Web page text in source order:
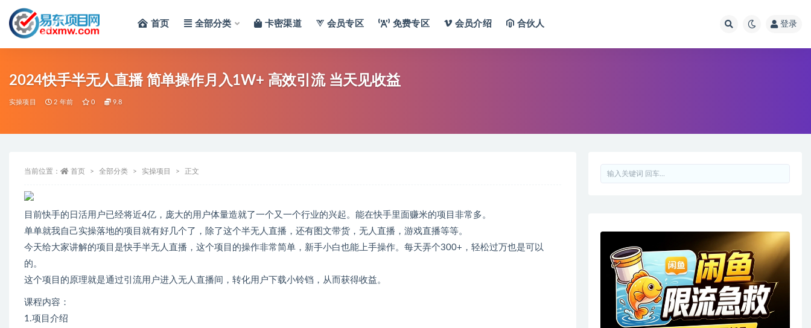
首页 全部分类 卡密渠道 会员专区 免费专区 会员介绍 合伙人 登录
2024快手半无人直播 简单操作月入1W+ 高效引流 当天见收益
实操项目 2 年前 0 9.8
当前位置： 首页 全部分类 实操项目 正文
目前快手的日活用户已经将近4亿，庞大的用户体量造就了一个又一个行业的兴起。能在快手里面赚米的项目非常多。
单单就我自己实操落地的项目就有好几个了，除了这个半无人直播，还有图文带货，无人直播，游戏直播等等。
今天给大家讲解的项目是快手半无人直播，这个项目的操作非常简单，新手小白也能上手操作。每天弄个300+，轻松过万也是可以
的。
这个项目的原理就是通过引流用户进入无人直播间，转化用户下载小铃铛，从而获得收益。
课程内容：
1.项目介绍